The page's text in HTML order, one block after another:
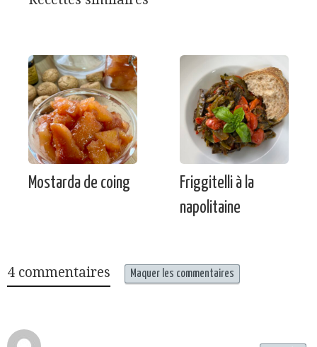
Mostarda de coing
Friggitelli à la
napolitaine
4 commentaires Maquer les commentaires